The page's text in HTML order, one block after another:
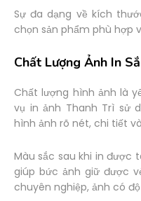
Sự đa dạng về kích
chọn sản phẩm phù hợp
Chất Lượng Ảnh In
Chất lượng hình ảnh là
vụ in ảnh Thanh Trì sử
hình ảnh rõ nét, chi tiết
Màu sắc sau khi in được
giúp bức ảnh giữ được
chuyên nghiệp, ảnh có